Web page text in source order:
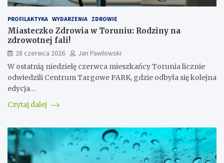
PROFILAKTYKA WYDARZENIA ZDROWIE
Miasteczko Zdrowia w Toruniu: Rodziny na
zdrowotnej fali!
28 czerwca 2026
Jan Pawłowski
W ostatnią niedzielę czerwca mieszkańcy Torunia licznie
odwiedzili Centrum Targowe PARK, gdzie odbyła się kolejna
edycja…
Czytaj dalej